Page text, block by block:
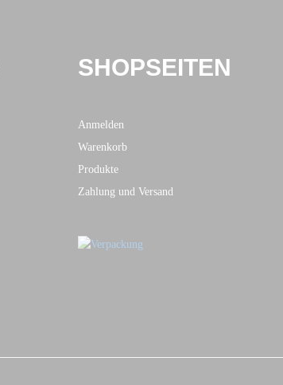
SHOPSEITEN
Anmelden
Warenkorb
Produkte
Zahlung und Versand